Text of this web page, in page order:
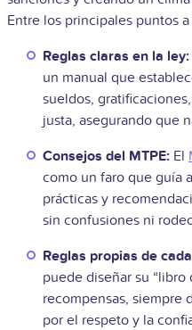
Entre los principales puntos
Reglas claras en la ley:
un manual que
sueldos,
justa, asegurando que
Consejos del MTPE: El
como un faro que guía
prácticas y
sin confusiones ni
Reglas propias de
puede diseñar su “libro
recompensas, siempre
por el respeto y la